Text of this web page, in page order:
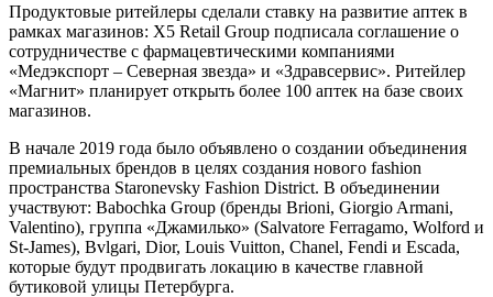
Продуктовые ритейлеры сделали ставку на развитие аптек в
рамках магазинов: X5 Retail Group подписала соглашение о
сотрудничестве с фармацевтическими компаниями
«Медэкспорт – Северная звезда» и «Здравсервис». Ритейлер
«Магнит» планирует открыть более 100 аптек на базе своих
магазинов.
В начале 2019 года было объявлено о создании объединения
премиальных брендов в целях создания нового fashion
пространства Staronevsky Fashion District. В объединении
участвуют: Babochka Group (бренды Brioni, Giorgio Armani,
Valentino), группа «Джамилько» (Salvatore Ferragamo, Wolford и
St-James), Bvlgari, Dior, Louis Vuitton, Chanel, Fendi и Escada,
которые будут продвигать локацию в качестве главной
бутиковой улицы Петербурга.